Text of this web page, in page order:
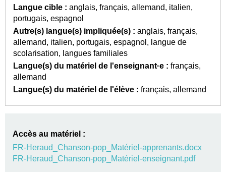
Langue cible : anglais français allemand
italien
portugais espagnol
Autre(s) langue(s) impliquée(s) : anglais français
allemand
italien portugais espagnol
langue de
scolarisation
langues familiales
Langue(s) du matériel de l'enseignant·e : français
allemand
Langue(s) du matériel de l'élève : français allemand
Accès au matériel :
FR-Heraud_Chanson-pop_Matériel-apprenants.docx
FR-Heraud_Chanson-pop_Matériel-enseignant.pdf